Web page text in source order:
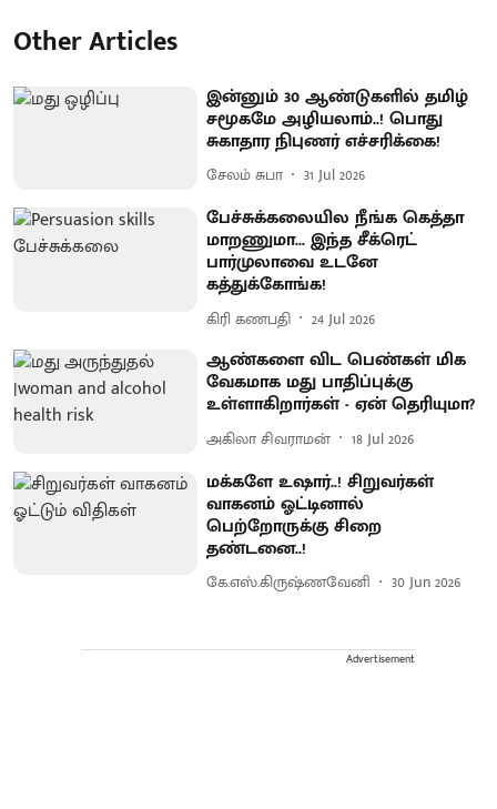
Other Articles
இன்னும் 30 ஆண்டுகளில் தமிழ்
சமூகமே அழியலாம்..! பொது
சுகாதார நிபுணர் எச்சரிக்கை!
சேலம் சுபா 31 Jul 2026
பேச்சுக்கலையில நீங்க கெத்தா
மாறணுமா... இந்த சீக்ரெட்
பார்முலாவை உடனே
கத்துக்கோங்க!
கிரி கணபதி 24 Jul 2026
ஆண்களை விட பெண்கள் மிக
வேகமாக மது பாதிப்புக்கு
உள்ளாகிறார்கள் - ஏன் தெரியுமா?
அகிலா சிவராமன் 18 Jul 2026
மக்களே உஷார்..! சிறுவர்கள்
வாகனம் ஓட்டினால்
பெற்றோருக்கு சிறை
தண்டனை..!
கே.எஸ்.கிருஷ்ணவேனி 30 Jun 2026
Advertisement